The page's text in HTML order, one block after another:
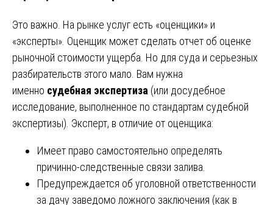
Это важно. На рынке услуг есть «оценщики» и
«эксперты». Оценщик может сделать отчет об оценке
рыночной стоимости ущерба. Но для суда и серьезных
разбирательств этого мало. Вам нужна
именно судебная экспертиза (или досудебное
исследование, выполненное по стандартам судебной
экспертизы). Эксперт, в отличие от оценщика:
Имеет право самостоятельно определять
причинно-следственные связи залива.
Предупреждается об уголовной ответственности
за дачу заведомо ложного заключения (как в